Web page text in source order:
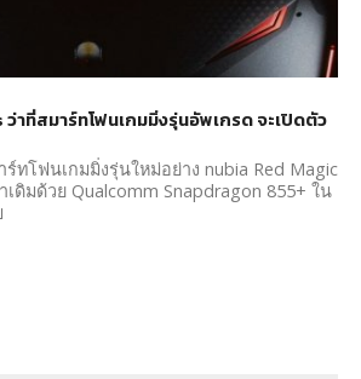
าที่สมาร์ทโฟนเกมมิ่งรุ่นอัพเกรด จะเปิดตัว
ร์ทโฟนเกมมิ่งรุ่นใหม่อย่าง nubia Red Magic
ดิมด้วย Qualcomm Snapdragon 855+ ใน